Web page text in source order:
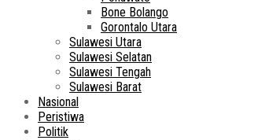
Bone Bolango
Gorontalo Utara
Sulawesi Utara
Sulawesi Selatan
Sulawesi Tengah
Sulawesi Barat
Nasional
Peristiwa
Politik